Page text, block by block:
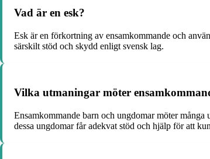
Vad är en esk?
Esk är en förkortning av ensamkommande och
särskilt stöd och skydd enligt svensk lag.
Vilka utmaningar möter
Ensamkommande barn och ungdomar möter
dessa ungdomar får adekvat stöd och hjälp för att